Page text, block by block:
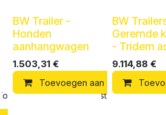
Toevoegen aan verlanglijst
BW Trailer -
Honden
aanhangwagen
1.503,31 €
Toevoegen aan winkelmandje
BW
Geremde
- Tridem
9.114,88 €